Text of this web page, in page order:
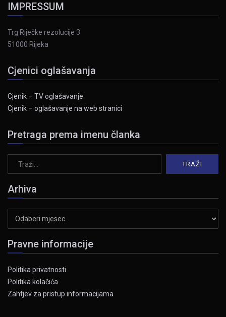
IMPRESSUM
Trg Riječke rezolucije 3
51000 Rijeka
Cjenici oglašavanja
Cjenik – TV oglašavanje
Cjenik – oglašavanje na web stranici
Pretraga prema imenu članka
Arhiva
Pravne informacije
Politika privatnosti
Politika kolačića
Zahtjev za pristup informacijama